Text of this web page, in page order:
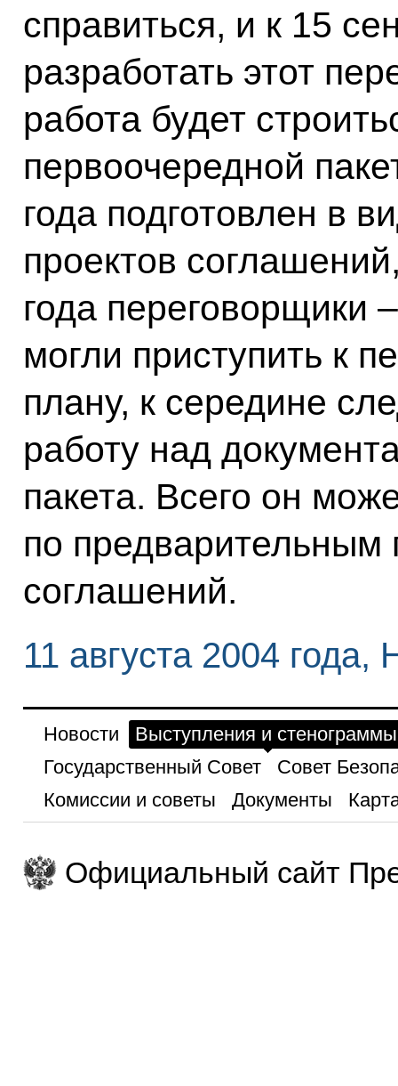
справиться, и к 15
разработать этот
работа будет
первоочередной
года подготовлен в
проектов
года переговорщики
могли приступить к
плану, к середине
работу над
пакета. Всего он
по предварительным
соглашений.
11 августа 2004 года,
Новости
Выступления и стенограммы
Государственный Совет
Совет
Комиссии и советы
Документы
Официальный сайт